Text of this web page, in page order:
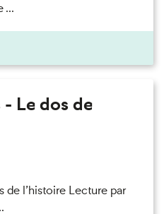
...
Le dos de
l’histoire Lecture par